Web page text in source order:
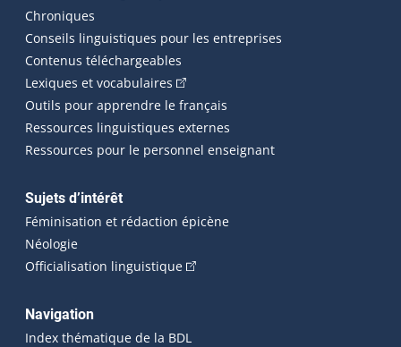
Chroniques
Conseils linguistiques pour les entreprises
Contenus téléchargeables
Lexiques et vocabulaires (Cet hyperlien externe s'ouvrira
Outils pour apprendre le français
Ressources linguistiques externes
Ressources pour le personnel enseignant
Sujets d’intérêt
Féminisation et rédaction épicène
Néologie
Officialisation linguistique(Cet hyperlien externe s'ouvrira
Navigation
Index thématique de la BDL